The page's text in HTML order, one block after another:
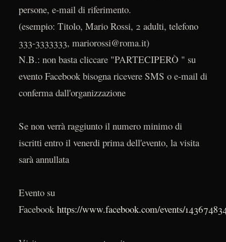
persone, e-mail di riferimento.
(esempio: Titolo, Mario Rossi, 2 adulti, telefono
333-3333333, mariorossi@roma.it)
N.B.: non basta cliccare "PARTECIPERÒ " su
evento Facebook bisogna ricevere SMS o e-mail di
conferma dall'organizzazione
Se non verrà raggiunto il numero minimo di
iscritti entro il venerdi prima dell'evento, la visita
sarà annullata
Evento su
Facebook https://www.facebook.com/events/